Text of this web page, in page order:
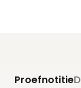
Proefnotitie